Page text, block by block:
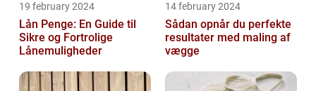
19 february 2024
Lån Penge: En Guide til
Sikre og Fortrolige
Lånemuligheder
14 february 2024
Sådan opnår du perfekte
resultater med maling af
vægge